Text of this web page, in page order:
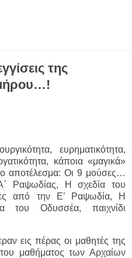
της
ευρηματικότητα,
κάποια «μαγικά»
αποτέλεσμα: Οι 9 μούσες…
Ραψωδίας, H σχεδία του
από την Ε’ Ραψωδία, Η
του Οδυσσέα, παιχνίδι
εις πέρας οι μαθητές της
μαθήματος των Αρχαίων